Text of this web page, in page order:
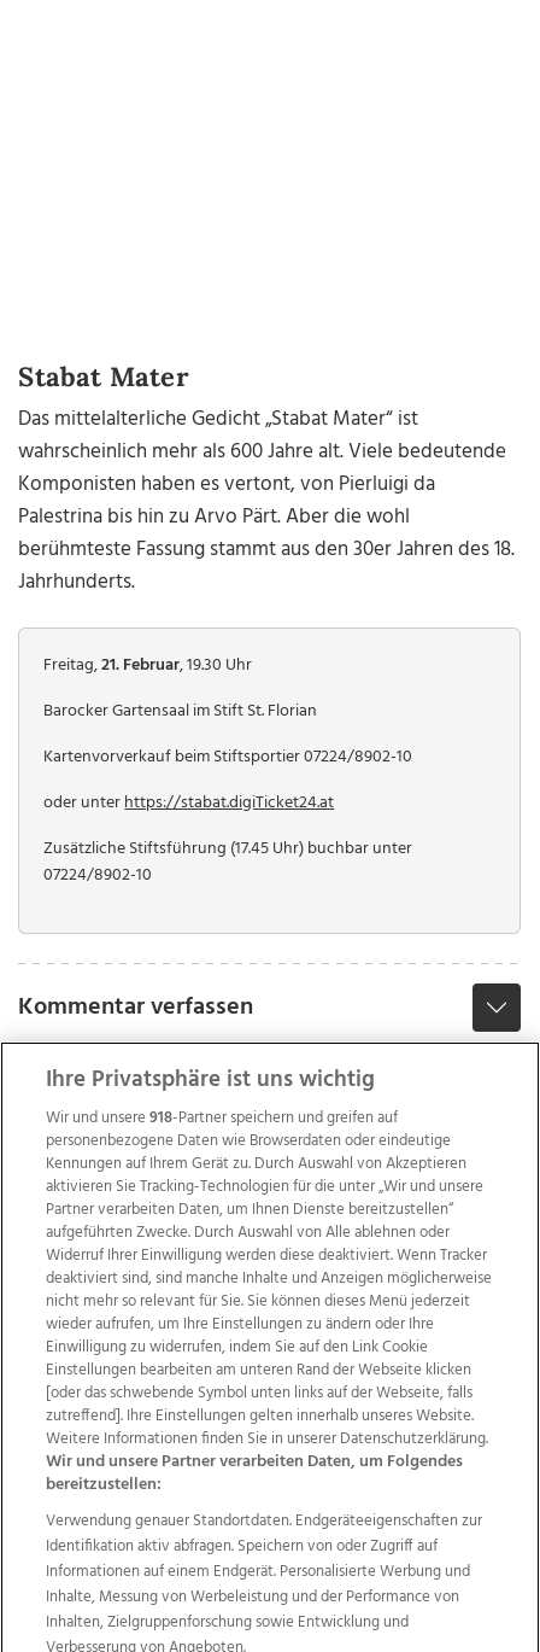
Stabat Mater
Das mittelalterliche Gedicht „Stabat Mater“ ist
wahrscheinlich mehr als 600 Jahre alt. Viele bedeutende
Komponisten haben es vertont, von Pierluigi da
Palestrina bis hin zu Arvo Pärt. Aber die wohl
berühmteste Fassung stammt aus den 30er Jahren des 18.
Jahrhunderts.
Freitag,21. Februar, 19.30 Uhr
Barocker Gartensaal im Stift St. Florian
Kartenvorverkauf beim Stiftsportier 07224/8902-10
oder unterhttps://stabat.digiTicket24.at
Zusätzliche Stiftsführung (17.45 Uhr) buchbar unter
07224/8902-10
Kommentar verfassen
Wir über uns Mediadaten Kontakt
Jobs
Datenschutz
Impressum
AGB Anzeigekunden
AGB Website
Ehrenkodex Politische Werbung
Weitere Angebote des Medienhauses Wimmer
TV1 di-mog-i.at OÖNow
Ischler Woche
Life Radio
OÖNachrichten
OÖN Immobilien
OÖN Karriere
OÖN Reise
Promenaden Galerien
Ihre Privatsphäre ist uns wichtig
Wir und unsere918-Partner speichern und greifen auf
personenbezogene Daten wie Browserdaten oder eindeutige
Kennungen auf Ihrem Gerät zu. Durch Auswahl von Akzeptieren
aktivieren Sie Tracking-Technologien für die unter „Wir und unsere
Partner verarbeiten Daten, um Ihnen Dienste bereitzustellen“
aufgeführten Zwecke. Durch Auswahl von Alle ablehnen oder
Widerruf Ihrer Einwilligung werden diese deaktiviert. Wenn Tracker
deaktiviert sind, sind manche Inhalte und Anzeigen möglicherweise
nicht mehr so relevant für Sie. Sie können dieses Menü jederzeit
wieder aufrufen, um Ihre Einstellungen zu ändern oder Ihre
Einwilligung zu widerrufen, indem Sie auf den Link Cookie
Einstellungen bearbeiten am unteren Rand der Webseite klicken
[oder das schwebende Symbol unten links auf der Webseite, falls
zutreffend]. Ihre Einstellungen gelten innerhalb unseres Website.
Weitere Informationen finden Sie in unserer Datenschutzerklärung.
Wir und unsere Partner verarbeiten Daten, um Folgendes
bereitzustellen:
Verwendung genauer Standortdaten. Endgeräteeigenschaften zur
Identifikation aktiv abfragen. Speichern von oder Zugriff auf
Informationen auf einem Endgerät. Personalisierte Werbung und
Inhalte, Messung von Werbeleistung und der Performance von
Inhalten, Zielgruppenforschung sowie Entwicklung und